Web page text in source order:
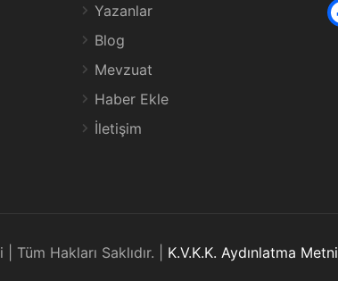
Yazanlar
Blog
Mevzuat
Haber Ekle
İletişim
Hakları Saklıdır. | K.V.K.K. Aydınlatma Metni